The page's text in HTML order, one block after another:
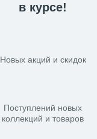
в курсе!
Новых акций и скидок
Поступлений новых
коллекций и товаров